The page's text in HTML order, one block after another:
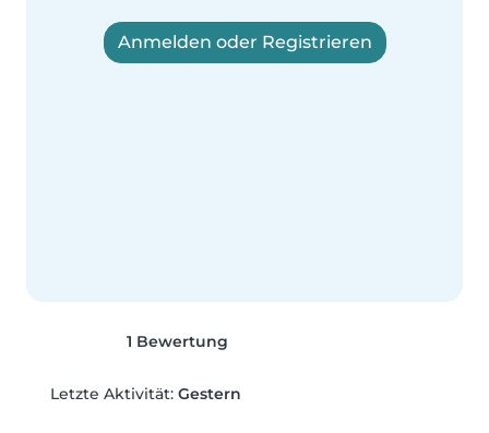
Anmelden oder Registrieren
1 Bewertung
Letzte Aktivität: Gestern